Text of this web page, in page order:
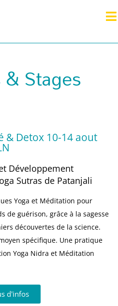
Stages
& Detox 10-14 aout
Développement
Sutras de Patanjali
Yoga et Méditation pour
de guérison, grâce à la sagesse
découvertes de la science.
spécifique. Une pratique
Yoga Nidra et Méditation
d'infos